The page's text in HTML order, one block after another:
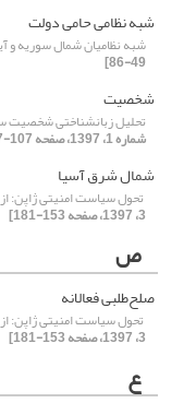
شبه نظامی حامی دولت
شبه نظامیان شمال سوریه و
49-86]
شخصیت
تحلیل زبانشناختی شخصیت
شماره 1، 1397، صفحه 107-137]
شمال شرق آسیا
تحول سیاست امنیتی ژاپن:
3، 1397، صفحه 153-181]
ص
صلح‌طلبی فعالانه
تحول سیاست امنیتی ژاپن:
3، 1397، صفحه 153-181]
ع